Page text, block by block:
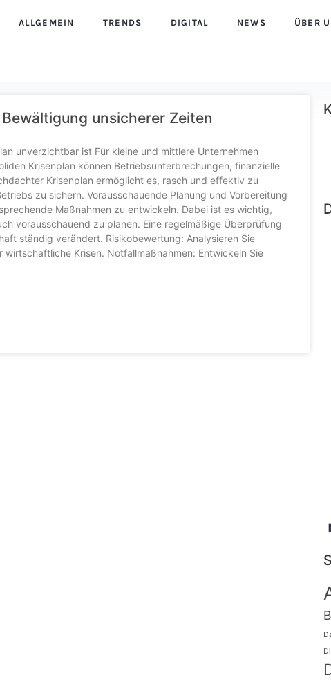
ALLGEMEIN TRENDS DIGITAL NEWS ÜBER
unsicherer Zeiten
unverzichtbar ist Für kleine und mittlere Unternehmen
Krisenplan können Betriebsunterbrechungen, finanzielle
Krisenplan ermöglicht es, rasch und effektiv zu
zu sichern. Vorausschauende Planung und Vorbereitung
Maßnahmen zu entwickeln. Dabei ist es wichtig,
vorausschauend zu planen. Eine regelmäßige Überprüfung
ständig verändert. Risikobewertung: Analysieren Sie
Krisen. Notfallmaßnahmen: Entwickeln Sie